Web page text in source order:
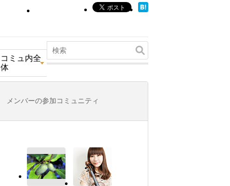
コミュ内全
体
メンバーの参加コミュニティ